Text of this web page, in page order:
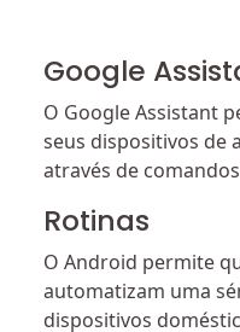
Google
O Google Assistant
seus dispositivos de
através de
Rotinas
O Android permite
automatizam uma
dispositivos